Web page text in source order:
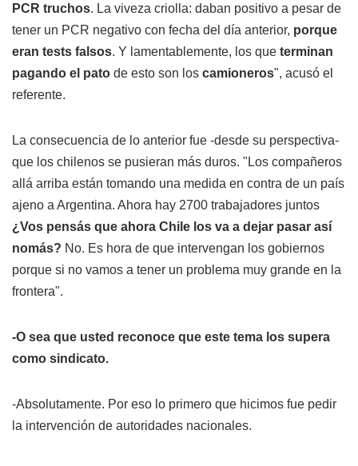
PCR truchos. La viveza criolla: daban positivo a pesar de
tener un PCR negativo con fecha del día anterior, porque
eran tests falsos. Y lamentablemente, los que terminan
pagando el pato de esto son los camioneros", acusó el
referente.
La consecuencia de lo anterior fue -desde su perspectiva-
que los chilenos se pusieran más duros. "Los compañeros
allá arriba están tomando una medida en contra de un país
ajeno a Argentina. Ahora hay 2700 trabajadores juntos
¿Vos pensás que ahora Chile los va a dejar pasar así
nomás? No. Es hora de que intervengan los gobiernos
porque si no vamos a tener un problema muy grande en la
frontera".
-O sea que usted reconoce que este tema los supera
como sindicato.
-Absolutamente. Por eso lo primero que hicimos fue pedir
la intervención de autoridades nacionales.